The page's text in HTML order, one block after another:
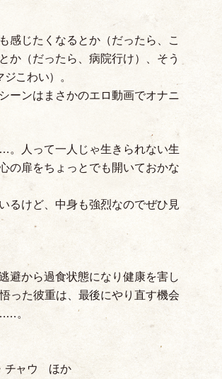
感じたくなるとか （だったら、こ
か （だったら、病院行け）
、そう
ジこわい） 。
ーンはまさかのエロ動画でオナニ
。人って一人じゃ生きられない生
の扉をちょっとでも開いておかな
るけど、中身も強烈なのでぜひ見
避から過食状態になり健康を害し
った彼重は、最後にやり直す機会
。
チャウ ほか